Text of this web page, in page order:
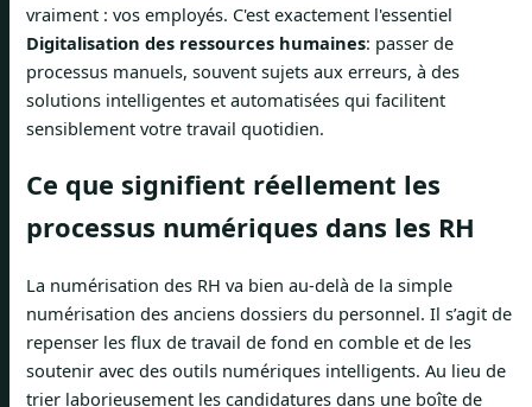
vraiment : vos employés. C'est exactement l'essentiel
Digitalisation des ressources humaines: passer de
processus manuels, souvent sujets aux erreurs, à des
solutions intelligentes et automatisées qui facilitent
sensiblement votre travail quotidien.
Ce que signifient réellement les
processus numériques dans les RH
La numérisation des RH va bien au-delà de la simple
numérisation des anciens dossiers du personnel. Il s’agit de
repenser les flux de travail de fond en comble et de les
soutenir avec des outils numériques intelligents. Au lieu de
trier laborieusement les candidatures dans une boîte de